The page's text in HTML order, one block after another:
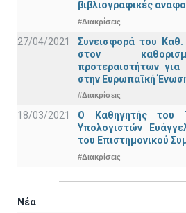
βιβλιογραφικές
#Διακρίσεις
27/04/2021
Συνεισφορά του
στον
προτεραιοτήτων για
στην Ευρωπαϊκή
#Διακρίσεις
18/03/2021
Ο Καθηγητής του
Υπολογιστών
του Επιστημονικού
#Διακρίσεις
Νέα